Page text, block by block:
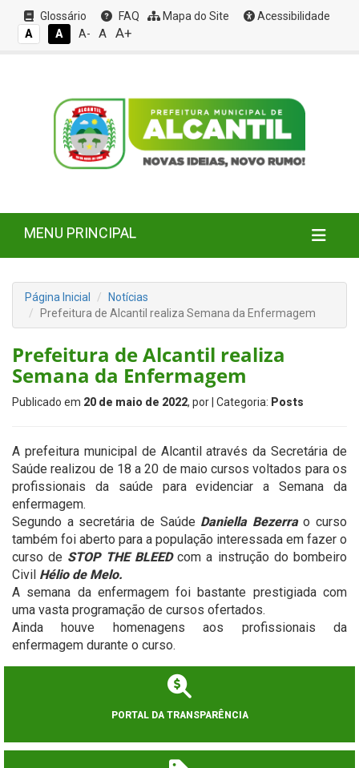
Glossário FAQ Mapa do Site
Acessibilidade
A
A A- A A+
MENU PRINCIPAL
Página Inicial
Notícias
Prefeitura de Alcantil realiza Semana da Enfermagem
Prefeitura de Alcantil realiza
Semana da Enfermagem
Publicado em 20 de maio de 2022, por | Categoria: Posts
A prefeitura municipal de Alcantil através da Secretária de
Saúde realizou de 18 a 20 de maio cursos voltados para os
profissionais da saúde para evidenciar a Semana da
enfermagem.
Segundo a secretária de Saúde Daniella Bezerrao curso
também foi aberto para a população interessada em fazer o
curso de STOP THE BLEEDcom a instrução do bombeiro
Civil Hélio de Melo.
A semana da enfermagem foi bastante prestigiada com
uma vasta programação de cursos ofertados.
Ainda houve homenagens aos profissionais da
enfermagem durante o curso.
PORTAL DA TRANSPARÊNCIA